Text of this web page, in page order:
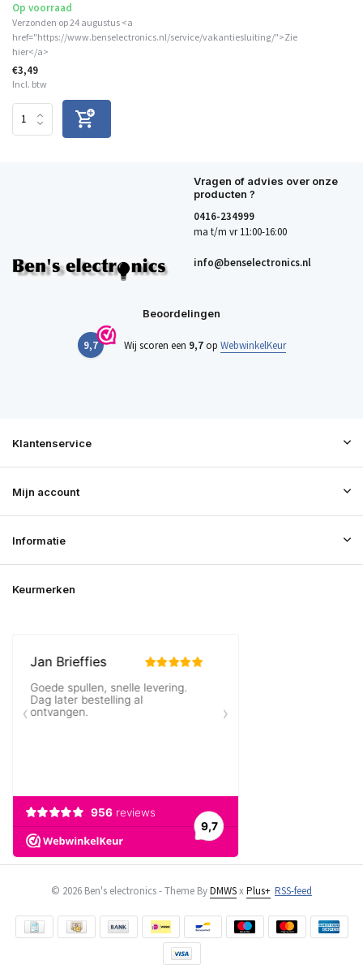
Op voorraad
Verzonden op 24 augustus <a
href="https://www.benselectronics.nl/service/vakantiesluiting/">Zie
hier</a>
€3,49
Incl. btw
Vragen of advies over onze
producten ?
0416-234999
ma t/m vr 11:00-16:00
info@benselectronics.nl
Beoordelingen
9,7 Wij scoren een 9,7op WebwinkelKeur
Klantenservice
Mijn account
Informatie
Keurmerken
© 2026 Ben's electronics - Theme ByDMWSxPlus+ RSS-feed